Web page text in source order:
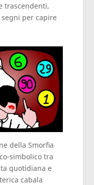
trascendenti,
segni per capire
della Smorfia
simbolico tra
quotidiana e
cabala